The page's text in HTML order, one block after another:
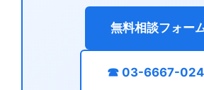
無料相談フォー
☎ 03-6667-